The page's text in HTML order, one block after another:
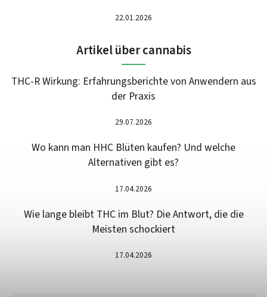
22.01.2026
Artikel über cannabis
THC-R Wirkung: Erfahrungsberichte von Anwendern aus
der Praxis
29.07.2026
Wo kann man HHC Blüten kaufen? Und welche
Alternativen gibt es?
17.04.2026
Wie lange bleibt THC im Blut? Die Antwort, die die
Meisten schockiert
17.04.2026